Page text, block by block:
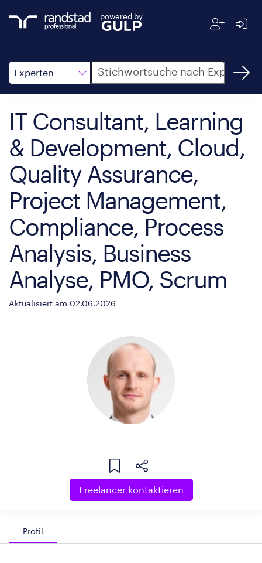
powered by
Experten
Suche
IT Consultant, Learning
& Development, Cloud,
Quality Assurance,
Project Management,
Compliance, Process
Analysis, Business
Analyse, PMO, Scrum
Aktualisiert am 02.06.2026
Freelancer kontaktieren
Profil